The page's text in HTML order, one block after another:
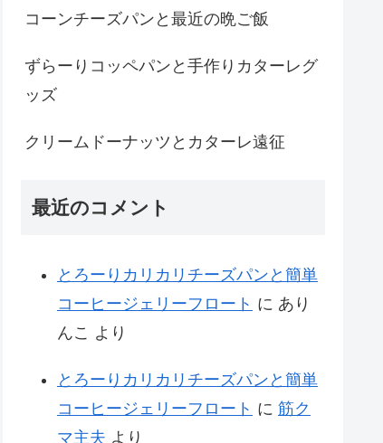
コーンチーズパンと最近の晩ご飯
ずらーりコッペパンと手作りカターレグ
ッズ
クリームドーナッツとカターレ遠征
最近のコメント
とろーりカリカリチーズパンと簡単
コーヒージェリーフロート に あり
んこ より
とろーりカリカリチーズパンと簡単
コーヒージェリーフロート に 筋ク
マ主夫 より